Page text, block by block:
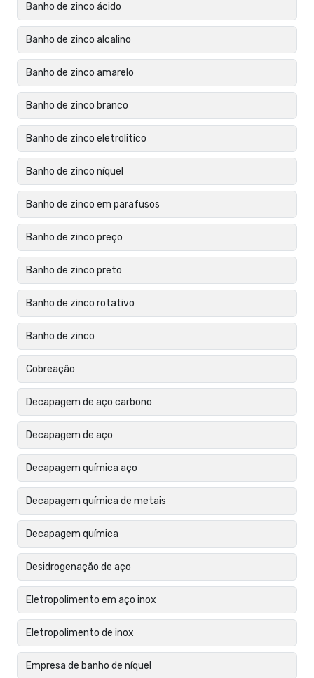
Banho de zinco ácido
Banho de zinco alcalino
Banho de zinco amarelo
Banho de zinco branco
Banho de zinco eletrolitico
Banho de zinco níquel
Banho de zinco em parafusos
Banho de zinco preço
Banho de zinco preto
Banho de zinco rotativo
Banho de zinco
Cobreação
Decapagem de aço carbono
Decapagem de aço
Decapagem química aço
Decapagem química de metais
Decapagem química
Desidrogenação de aço
Eletropolimento em aço inox
Eletropolimento de inox
Empresa de banho de níquel